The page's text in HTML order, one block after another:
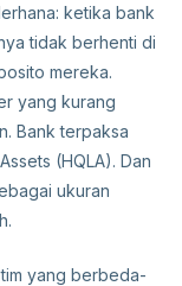
ketika bank
tidak berhenti di
mereka.
yang kurang
Bank terpaksa
(HQLA). Dan
ukuran
yang berbeda-